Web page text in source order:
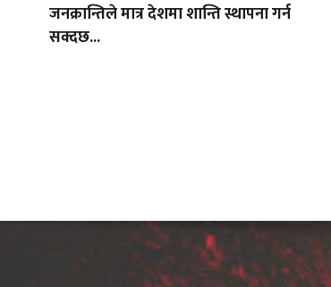
जनक्रान्तिले मात्र देशमा शान्ति स्थापना गर्न
सक्दछ...